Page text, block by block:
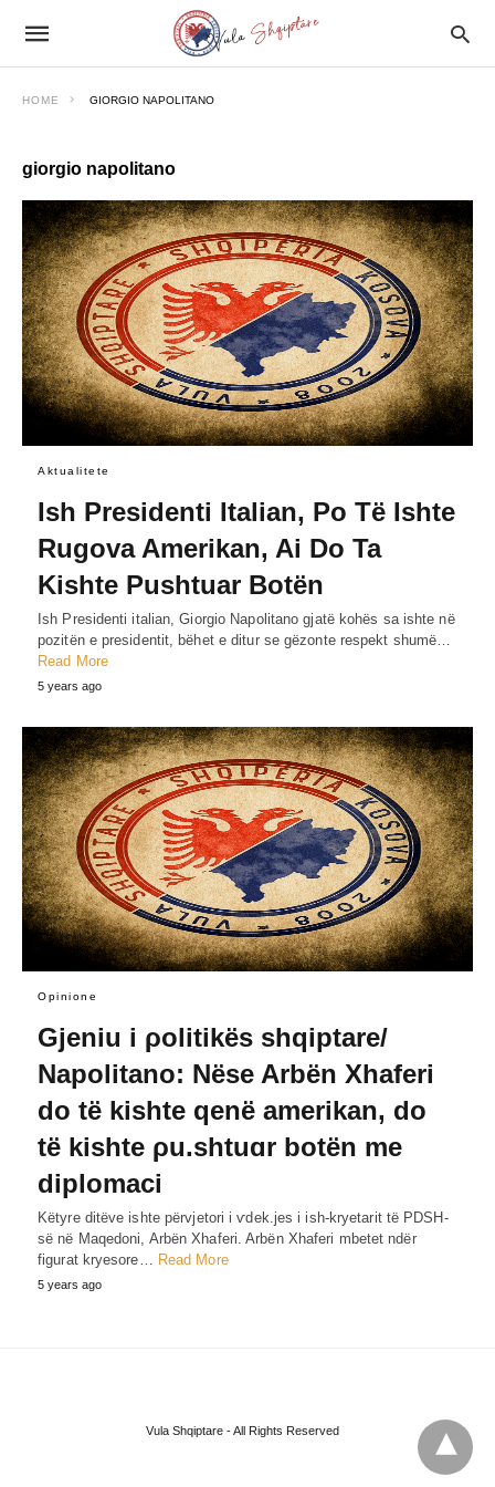
HOME GIORGIO NAPOLITANO
giorgio napolitano
Aktualitete
Ish Presidenti Italian, Po Të Ishte
Rugova Amerikan, Ai Do Ta
Kishte Pushtuar Botën
Ish Presidenti italian, Giorgio Napolitano gjatë kohës sa ishte në
pozitën e presidentit, bëhet e ditur se gëzonte respekt shumë…
Read More
5 years ago
Opinione
Gjeniu i ρolitikës shqiptare/
Napolitano: Nëse Arbën Xhaferi
do të kishte qenë amerikan, do
të kishte ρu.shtuɑr botën me
diplomaci
Këtyre ditëve ishte përvjetori i ѵdek.jes i ish-kryetarit të PDSH-
së në Maqedoni, Arbën Xhaferi. Arbën Xhaferi mbetet ndër
figurat kryesore… Read More
5 years ago
Vula Shqiptare - All Rights Reserved